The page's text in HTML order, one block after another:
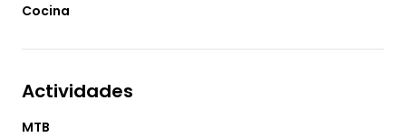
Cocina
Actividades
MTB